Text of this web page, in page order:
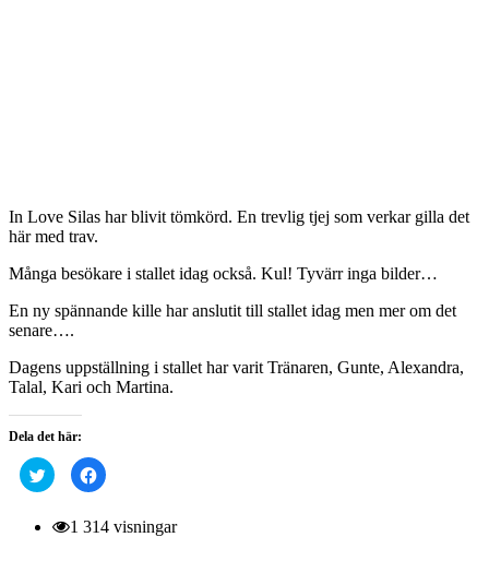
In Love Silas har blivit tömkörd. En trevlig tjej som verkar gilla det
här med trav.
Många besökare i stallet idag också. Kul! Tyvärr inga bilder…
En ny spännande kille har anslutit till stallet idag men mer om det
senare….
Dagens uppställning i stallet har varit Tränaren, Gunte, Alexandra,
Talal, Kari och Martina.
Dela det här:
Klicka
för
på
Twitter
Klicka
för
på
Facebook
1 314 visningar